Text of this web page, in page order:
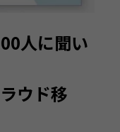
人に聞い
ウド移